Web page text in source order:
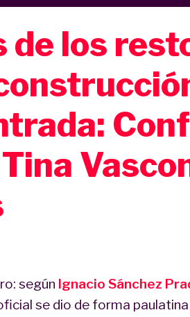
de los
según Ignacio Sánchez
se dio de forma